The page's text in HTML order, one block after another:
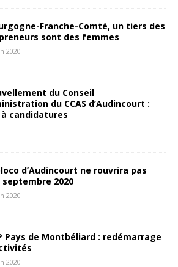
Franche-Comté, un tiers des
sont des femmes
2020
du Conseil
du CCAS d’Audincourt :
candidatures
d’Audincourt ne rouvrira pas
2020
2020
Pays de Montbéliard : redémarrage
2020